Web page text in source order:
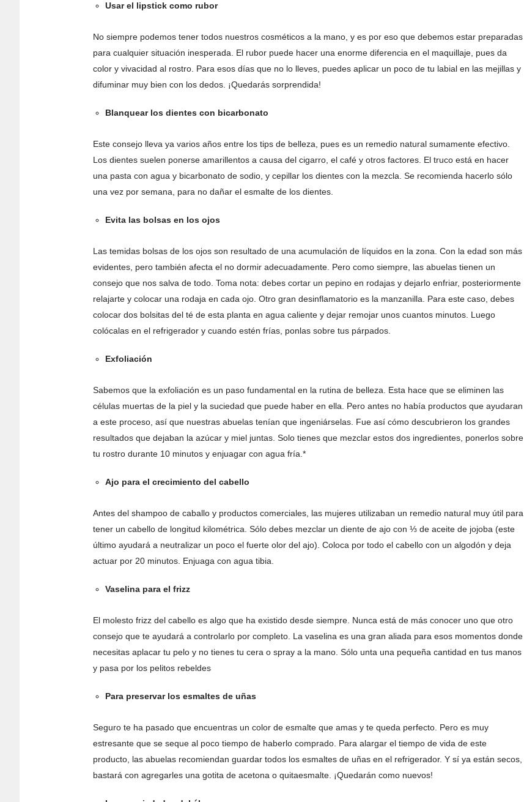
Usar el lipstick como rubor
No siempre podemos tener todos nuestros cosméticos a la mano, y es por eso que debemos estar preparadas
para cualquier situación inesperada. El rubor puede hacer una enorme diferencia en el maquillaje, pues da
color y vivacidad al rostro. Para esos días que no lo lleves, puedes aplicar un poco de tu labial en las mejillas y
difuminar muy bien con los dedos. ¡Quedarás sorprendida!
Blanquear los dientes con bicarbonato
Este consejo lleva ya varios años entre los tips de belleza, pues es un remedio natural sumamente efectivo.
Los dientes suelen ponerse amarillentos a causa del cigarro, el café y otros factores. El truco está en hacer
una pasta con agua y bicarbonato de sodio, y cepillar los dientes con la mezcla. Se recomienda hacerlo sólo
una vez por semana, para no dañar el esmalte de los dientes.
Evita las bolsas en los ojos
Las temidas bolsas de los ojos son resultado de una acumulación de líquidos en la zona. Con la edad son más
evidentes, pero también afecta el no dormir adecuadamente. Pero como siempre, las abuelas tienen un
consejo que nos salva de todo. Toma nota: debes cortar un pepino en rodajas y dejarlo enfriar, posteriormente
relajarte y colocar una rodaja en cada ojo. Otro gran desinflamatorio es la manzanilla. Para este caso, debes
colocar dos bolsitas del té de esta planta en agua caliente y dejar remojar unos cuantos minutos. Luego
colócalas en el refrigerador y cuando estén frías, ponlas sobre tus párpados.
Exfoliación
Sabemos que la exfoliación es un paso fundamental en la rutina de belleza. Esta hace que se eliminen las
células muertas de la piel y la suciedad que puede haber en ella. Pero antes no había productos que ayudaran
a este proceso, así que nuestras abuelas tenían que ingeniárselas. Fue así cómo descubrieron los grandes
resultados que dejaban la azúcar y miel juntas. Solo tienes que mezclar estos dos ingredientes, ponerlos sobre
tu rostro durante 10 minutos y enjuagar con agua fría.*
Ajo para el crecimiento del cabello
Antes del shampoo de caballo y productos comerciales, las mujeres utilizaban un remedio natural muy útil para
tener un cabello de longitud kilométrica. Sólo debes mezclar un diente de ajo con ⅓ de aceite de jojoba (este
último ayudará a neutralizar un poco el fuerte olor del ajo). Coloca por todo el cabello con un algodón y deja
actuar por 20 minutos. Enjuaga con agua tibia.
Vaselina para el frizz
El molesto frizz del cabello es algo que ha existido desde siempre. Nunca está de más conocer uno que otro
consejo que te ayudará a controlarlo por completo. La vaselina es una gran aliada para esos momentos donde
necesitas aplacar tu pelo y no tienes tu cera o spray a la mano. Sólo unta una pequeña cantidad en tus manos
y pasa por los pelitos rebeldes
Para preservar los esmaltes de uñas
Seguro te ha pasado que encuentras un color de esmalte que amas y te queda perfecto. Pero es muy
estresante que se seque al poco tiempo de haberlo comprado. Para alargar el tiempo de vida de este
producto, las abuelas recomiendan guardar todos los esmaltes de uñas en el refrigerador. Y sí ya están secos,
bastará con agregarles una gotita de acetona o quitaesmalte. ¡Quedarán como nuevos!